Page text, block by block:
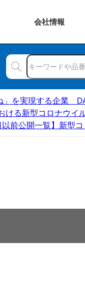
会社情報
」を実現する企業
ける新型コロナウイ
以前公開一覧】新型